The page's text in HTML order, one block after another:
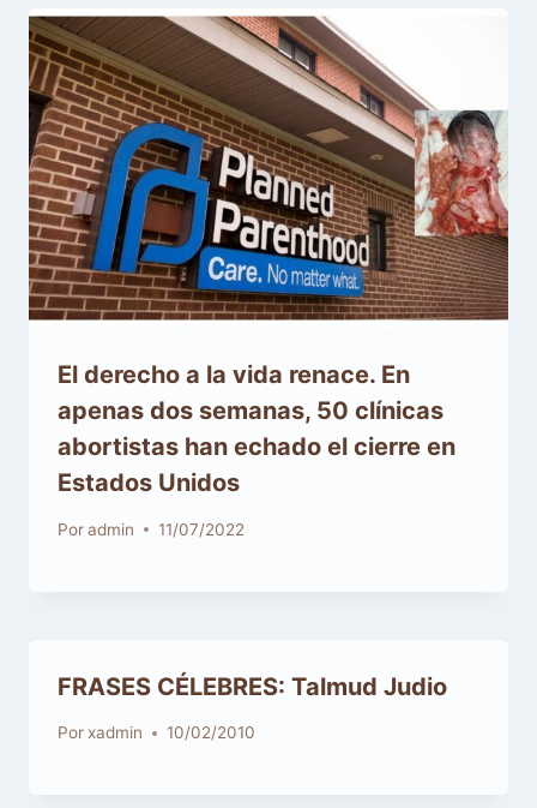
El derecho a la vida renace. En
apenas dos semanas, 50 clínicas
abortistas han echado el cierre en
Estados Unidos
Poradmin 11/07/2022
FRASES CÉLEBRES: Talmud Judio
Por xadmin 10/02/2010